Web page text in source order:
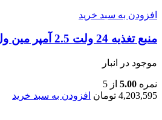
افزودن به سبد خرید
منبع تغذیه 24 ولت 2.5 آمپر مین ول مدل HDR-60-24
موجود در انبار
نمره 5.00 از 5
4,203,595 تومان افزودن به سبد خرید